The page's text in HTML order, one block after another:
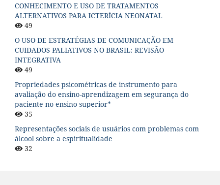
CONHECIMENTO E USO DE TRATAMENTOS
ALTERNATIVOS PARA ICTERÍCIA NEONATAL
49
O USO DE ESTRATÉGIAS DE COMUNICAÇÃO EM
CUIDADOS PALIATIVOS NO BRASIL: REVISÃO
INTEGRATIVA
49
Propriedades psicométricas de instrumento para
avaliação do ensino-aprendizagem em segurança do
paciente no ensino superior*
35
Representações sociais de usuários com problemas com
álcool sobre a espiritualidade
32